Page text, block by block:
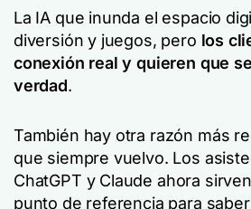
La IA que inunda el espacio
diversión y juegos, pero los
conexión real y quieren que
verdad.
También hay otra razón más
que siempre vuelvo. Los
ChatGPT y Claude ahora
punto de referencia para